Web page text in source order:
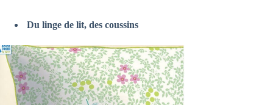
Du linge de lit, des coussins